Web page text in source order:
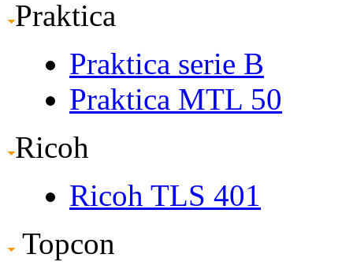
Praktica
Praktica serie B
Praktica MTL 50
Ricoh
Ricoh TLS 401
Topcon